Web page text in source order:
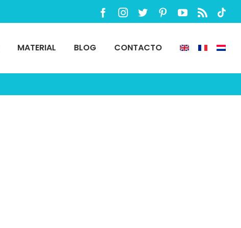
Facebook
Instagram
Twitter PinterestYouTube
Rss
MATERIAL BLOG CONTACTO